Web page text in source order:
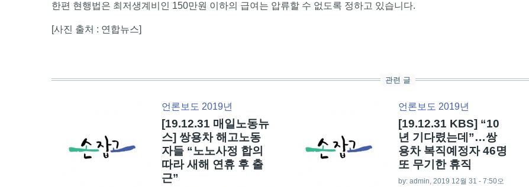
한편 현행법은 최저생계비인 150만원 이하의 급여는 압류할 수 없도록 정하고 있습니다.
[사진 출처 : 연합뉴스]
관련 글
언론보도 2019년
[19.12.31 매일노동뉴
스] 쌍용차 해고노동
자들 “노노사정 합의
따라 새해 연휴 후 출
근”
언론보도 2019년
[19.12.31 KBS] “10
년 기다렸는데”…쌍
용차 복직예정자 46명
또 무기한 휴직
by: admin, 2019 12월 31 - 7:50오